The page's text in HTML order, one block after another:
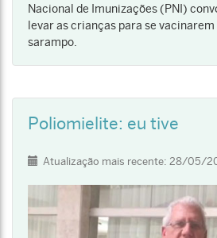
Nacional de Imunizações (PNI)
levar as crianças para se
sarampo.
Poliomielite: eu tive
Detalhes
Atualização mais recente: 28/05/